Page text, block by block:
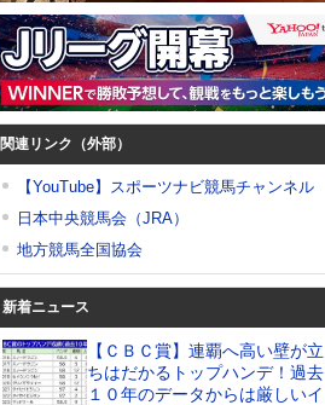
関連リンク（外部）
【YouTube】スポーツナビ競馬チャンネル
日本中央競馬会（JRA）
地方競馬全国協会
新着ニュース
【ＣＢＣ賞】連覇へ高い壁が立
ちはだかるトップハンデ！過去
１０年のデータからは厳しいイ